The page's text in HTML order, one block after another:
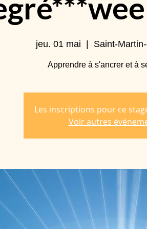
jeu. 01 mai Saint-
Apprendre à s'ancrer et à
Les inscriptions pour ce
Voir autres